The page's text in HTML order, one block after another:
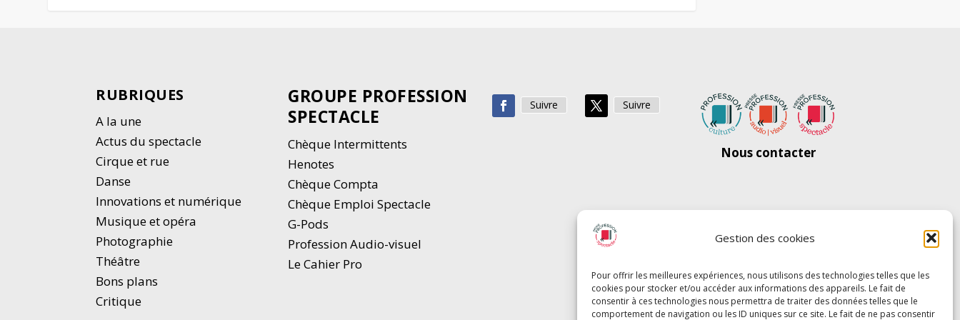
Gestion des cookies
Pour offrir les meilleures expériences, nous utilisons des technologies telles que les
cookies pour stocker et/ou accéder aux informations des appareils. Le fait de
consentir à ces technologies nous permettra de traiter des données telles que le
comportement de navigation ou les ID uniques sur ce site. Le fait de ne pas consentir
RUBRIQUES
A la une
Actus du spectacle
Cirque et rue
Danse
Innovations et numérique
Musique et opéra
Photographie
Théâtre
Bons plans
Critique
GROUPE PROFESSION
SPECTACLE
Chèque Intermittents
Henotes
Chèque Compta
Chèque Emploi Spectacle
G-Pods
Profession Audio-visuel
Le Cahier Pro
Suivre Suivre
Nous contacter